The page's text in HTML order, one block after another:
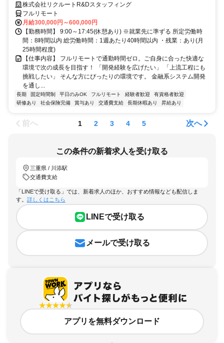
にも挑戦可能✅夏季・年末年始休暇あり✅週休2日制、年間休日120日
株式会社リクルートR&Dスタッフィング
フルリモート
月給300,000円～600,000円
【勤務時間】 9:00～17:45(休憩あり) ※就業先に準ずる 所定労働時
間：8時間以内 総労働時間：1週あたり40時間以内 ・残業：あり(月
25時間程度)
【仕事内容】 フルリモートで通勤時間ゼロ。ご自身に合った快適な
環境で次の成長を目指す！ 「開発経験を広げたい」 「上流工程にも
挑戦したい」 そんな方にぴったりの環境です。 金融系システム開発
を通し...
長期 固定時間制 平日のみOK フルリモート 経験者歓迎
有資格者歓迎
研修あり
社会保険完備 賞与あり 交通費支給 長期休暇あり 昇給あり
前へ 1 2 3 4 5 次へ
この条件の新着求人を受け取る
三重県 / 川添駅
交通費支給
「LINEで受け取る」では、新着求人のほか、おすすめ情報なども配信しま
す。 詳しくはこちら
LINEで受け取る
メールで受け取る
アプリを無料ダウンロード